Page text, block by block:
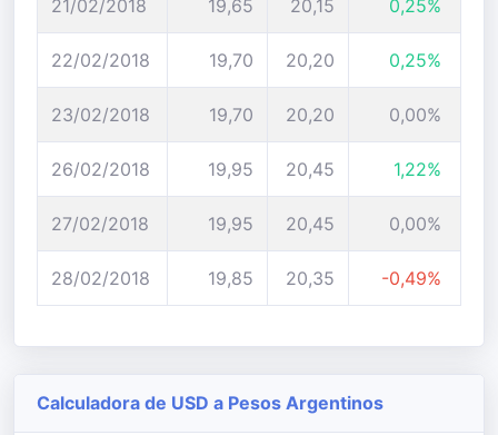
21/02/2018 19,65 20,15 0,25%
22/02/2018 19,70 20,20 0,25%
23/02/2018 19,70 20,20 0,00%
26/02/2018 19,95 20,45 1,22%
27/02/2018 19,95 20,45 0,00%
28/02/2018 19,85 20,35 -0,49%
Calculadora de USD a Pesos Argentinos